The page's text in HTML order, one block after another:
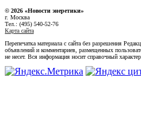
© 2026 «Новости энеретики»
г. Москва
Тел.: (495) 540-52-76
Карта сайта
Перепечатка материала с сайта без разрешения
объявлений и комментариев, размещенных
не несет. Вся информация носит справочный